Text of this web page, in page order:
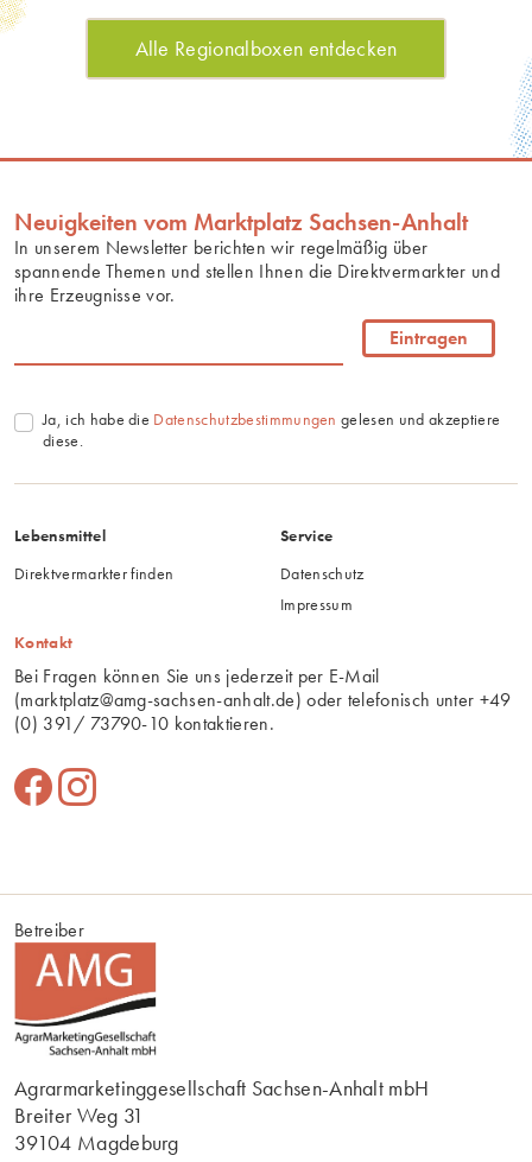
Alle Regionalboxen entdecken
Neuigkeiten vom Marktplatz Sachsen-Anhalt
In unserem Newsletter berichten wir regelmäßig über
spannende Themen und stellen Ihnen die Direktvermarkter und
ihre Erzeugnisse vor.
Eintragen
Ja, ich habe die Datenschutzbestimmungen gelesen und akzeptiere
diese.
Lebensmittel
Direktvermarkter finden
Service
Datenschutz
Impressum
Kontakt
Bei Fragen können Sie uns jederzeit per E-Mail
(marktplatz@amg-sachsen-anhalt.de) oder telefonisch unter +49
(0) 391/ 73790-10 kontaktieren.
Betreiber
Agrarmarketinggesellschaft Sachsen-Anhalt mbH
Breiter Weg 31
39104 Magdeburg